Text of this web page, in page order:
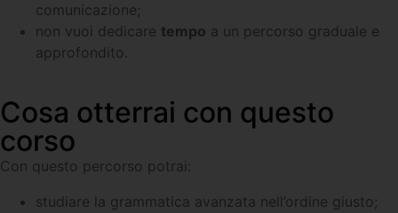
comunicazione;
non vuoi dedicare tempo a un percorso graduale e
approfondito.
Cosa otterrai con questo
corso
Con questo percorso potrai:
studiare la grammatica avanzata nell’ordine giusto;